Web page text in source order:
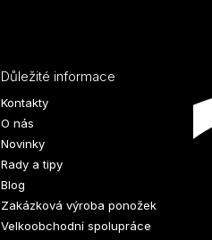
Důležité informace
Kontakty
O nás
Novinky
Rady a tipy
Blog
Zakázková výroba ponožek
Velkoobchodní spolupráce